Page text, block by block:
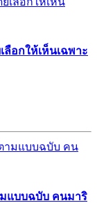
ลือกให้เห็นเฉพาะ
แบบฉบับ คนมาริ